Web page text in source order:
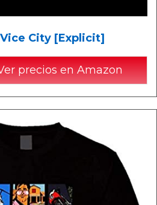
City [Explicit]
precios en Amazon